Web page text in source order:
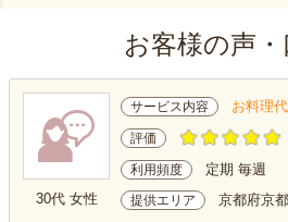
お客様の声・
30代 女性
サービス内容 お料理
評価
利用頻度 定期 毎週
提供エリア 京都府京